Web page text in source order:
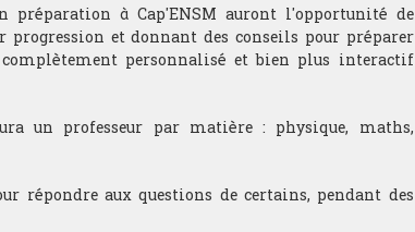
préparation à Cap'ENSM auront l'opportunité de
et donnant des conseils pour préparer
personnalisé et bien plus interactif
un professeur par matière : physique, maths,
répondre aux questions de certains, pendant des